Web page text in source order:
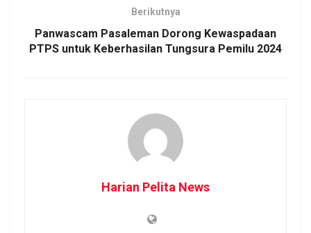
Berikutnya
Panwascam Pasaleman Dorong Kewaspadaan
PTPS untuk Keberhasilan Tungsura Pemilu 2024
Harian Pelita News